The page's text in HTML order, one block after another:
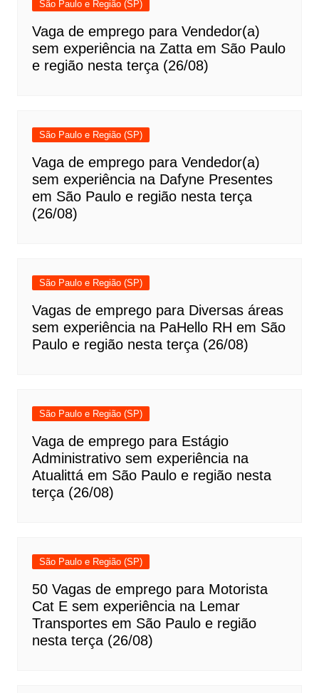
São Paulo e Região (SP)
Vaga de emprego para Vendedor(a)
sem experiência na Zatta em São Paulo
e região nesta terça (26/08)
São Paulo e Região (SP)
Vaga de emprego para Vendedor(a)
sem experiência na Dafyne Presentes
em São Paulo e região nesta terça
(26/08)
São Paulo e Região (SP)
Vagas de emprego para Diversas áreas
sem experiência na PaHello RH em São
Paulo e região nesta terça (26/08)
São Paulo e Região (SP)
Vaga de emprego para Estágio
Administrativo sem experiência na
Atualittá em São Paulo e região nesta
terça (26/08)
São Paulo e Região (SP)
50 Vagas de emprego para Motorista
Cat E sem experiência na Lemar
Transportes em São Paulo e região
nesta terça (26/08)